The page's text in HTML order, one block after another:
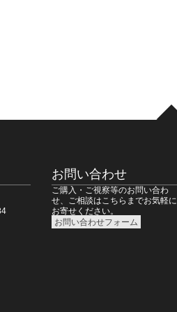
お問い合わせ
ご購入・ご視察等のお問い合わ
せ、ご相談はこちらまでお気軽に
お寄せください。
お問い合わせフォーム